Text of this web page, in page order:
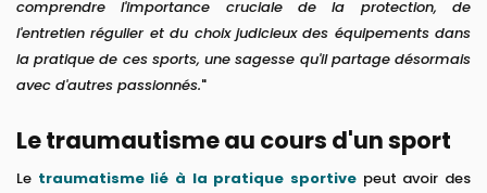
comprendre l'importance cruciale de la protection, de
l'entretien régulier et du choix judicieux des équipements dans
la pratique de ces sports, une sagesse qu'il partage désormais
avec d'autres passionnés."
Le traumautisme au cours d'un sport
Le traumatisme lié à la pratique sportive peut avoir des